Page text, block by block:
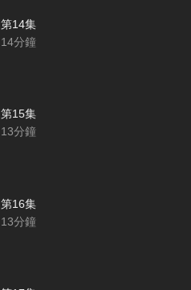
第14集
14分鐘
第15集
13分鐘
第16集
13分鐘